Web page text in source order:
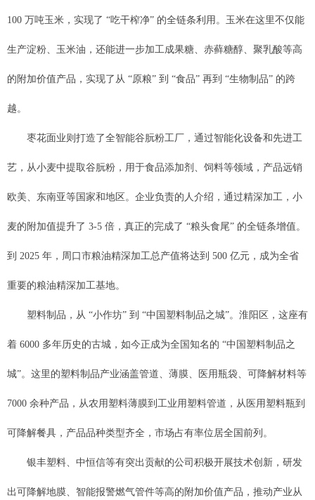
100 万吨玉米，实现了 “吃干榨净” 的全链条利用。玉米在这里不仅能
生产淀粉、玉米油，还能进一步加工成果糖、赤藓糖醇、聚乳酸等高
的附加价值产品，实现了从 “原粮” 到 “食品” 再到 “生物制品” 的跨
越。
枣花面业则打造了全智能谷朊粉工厂，通过智能化设备和先进工
艺，从小麦中提取谷朊粉，用于食品添加剂、饲料等领域，产品远销
欧美、东南亚等国家和地区。企业负责的人介绍，通过精深加工，小
麦的附加值提升了 3-5 倍，真正的完成了 “粮头食尾” 的全链条增值。
到 2025 年，周口市粮油精深加工总产值将达到 500 亿元，成为全省
重要的粮油精深加工基地。
塑料制品，从 “小作坊” 到 “中国塑料制品之城”。淮阳区，这座有
着 6000 多年历史的古城，如今正成为全国知名的 “中国塑料制品之
城”。这里的塑料制品产业涵盖管道、薄膜、医用瓶袋、可降解材料等
7000 余种产品，从农用塑料薄膜到工业用塑料管道，从医用塑料瓶到
可降解餐具，产品品种类型齐全，市场占有率位居全国前列。
银丰塑料、中恒信等有突出贡献的公司积极开展技术创新，研发
出可降解地膜、智能报警燃气管件等高的附加价值产品，推动产业从